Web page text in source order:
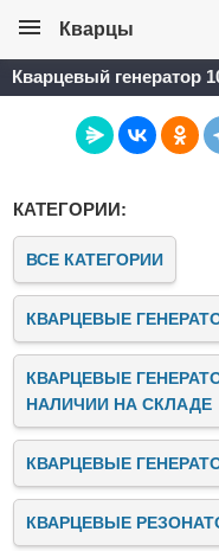
Кварцы
Кварцевый генератор
КАТЕГОРИИ:
ВСЕ КАТЕГОРИИ
КВАРЦЕВЫЕ
КВАРЦЕВЫЕ
НАЛИЧИИ НА СКЛАДЕ
КВАРЦЕВЫЕ
КВАРЦЕВЫЕ